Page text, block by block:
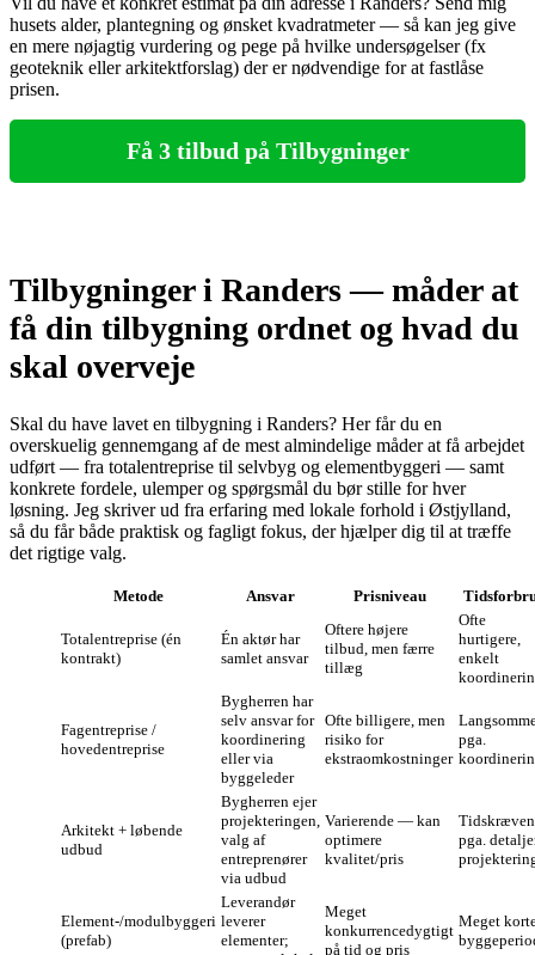
husets alder, plantegning og ønsket kvadratmeter — så kan jeg give
en mere nøjagtig vurdering og pege på hvilke undersøgelser (fx
geoteknik eller arkitektforslag) der er nødvendige for at fastlåse
prisen.
Få 3 tilbud på Tilbygninger
Tilbygninger i Randers — måder at
få din tilbygning ordnet og hvad du
skal overveje
Skal du have lavet en tilbygning i Randers? Her får du en
overskuelig gennemgang af de mest almindelige måder at få arbejdet
udført — fra totalentreprise til selvbyg og elementbyggeri — samt
konkrete fordele, ulemper og spørgsmål du bør stille for hver
løsning. Jeg skriver ud fra erfaring med lokale forhold i Østjylland,
så du får både praktisk og fagligt fokus, der hjælper dig til at træffe
det rigtige valg.
Metode Ansvar Prisniveau
Totalentreprise (én
kontrakt)
Én aktør har
samlet ansvar
Oftere højere
tilbud, men færre
tillæg
Ofte
hurtigere,
enkelt
Fagentreprise /
hovedentreprise
Bygherren har
selv ansvar for
koordinering
eller via
byggeleder
Ofte billigere, men
risiko for
ekstraomkostninger
pga.
Arkitekt + løbende
udbud
Bygherren ejer
projekteringen,
valg af
entreprenører
via udbud
Varierende — kan
optimere
kvalitet/pris
pga.
Element-/modulbyggeri
(prefab)
Leverandør
leverer
elementer;
Meget
konkurrencedygtigt
på tid og pris
Meget